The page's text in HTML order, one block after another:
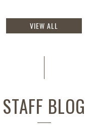
VIEW ALL
STAFF BLOG